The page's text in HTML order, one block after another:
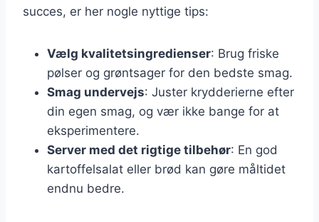
succes, er her nogle nyttige tips:
Vælg kvalitetsingredienser: Brug friske
pølser og grøntsager for den bedste smag.
Smag undervejs: Juster krydderierne efter
din egen smag, og vær ikke bange for at
eksperimentere.
Server med det rigtige tilbehør: En god
kartoffelsalat eller brød kan gøre måltidet
endnu bedre.